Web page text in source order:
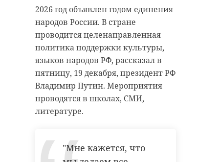
2026 год объявлен годом единения
народов России. В стране
проводится целенаправленная
политика поддержки культуры,
языков народов РФ, рассказал в
пятницу, 19 декабря, президент РФ
Владимир Путин. Мероприятия
проводятся в школах, СМИ,
литературе.
"Мне кажется, что